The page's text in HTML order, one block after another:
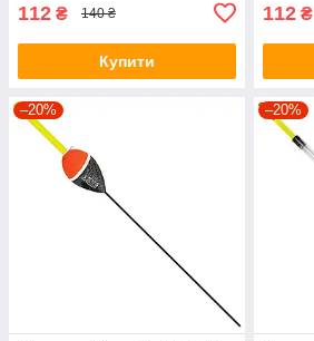
112 ₴ 140 ₴
Купити
112 ₴
–20% –20%